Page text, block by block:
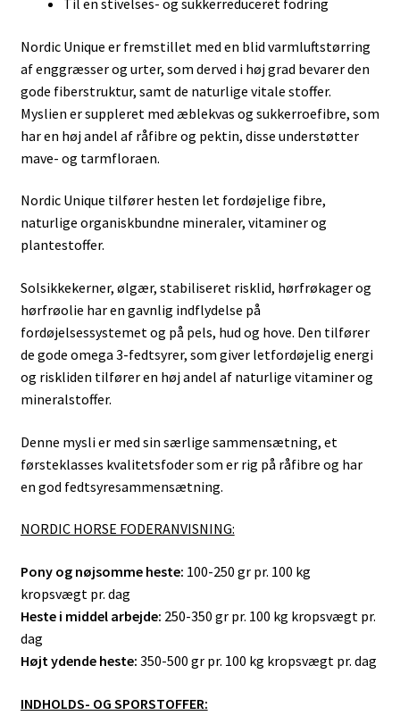
Til en stivelses- og sukkerreduceret fodring
Nordic Unique er fremstillet med en blid varmluftstørring
af enggræsser og urter, som derved i høj grad bevarer den
gode fiberstruktur, samt de naturlige vitale stoffer.
Myslien er suppleret med æblekvas og sukkerroefibre, som
har en høj andel af råfibre og pektin, disse understøtter
mave- og tarmfloraen.
Nordic Unique tilfører hesten let fordøjelige fibre,
naturlige organiskbundne mineraler, vitaminer og
plantestoffer.
Solsikkekerner, ølgær, stabiliseret risklid, hørfrøkager og
hørfrøolie har en gavnlig indflydelse på
fordøjelsessystemet og på pels, hud og hove. Den tilfører
de gode omega 3-fedtsyrer, som giver letfordøjelig energi
og riskliden tilfører en høj andel af naturlige vitaminer og
mineralstoffer.
Denne mysli er med sin særlige sammensætning, et
førsteklasses kvalitetsfoder som er rig på råfibre og har
en god fedtsyresammensætning.
NORDIC HORSE FODERANVISNING:
Pony og nøjsomme heste: 100-250 gr pr. 100 kg
kropsvægt pr. dag
Heste i middel arbejde: 250-350 gr pr. 100 kg kropsvægt pr.
dag
Højt ydende heste: 350-500 gr pr. 100 kg kropsvægt pr. dag
INDHOLDS- OG SPORSTOFFER: